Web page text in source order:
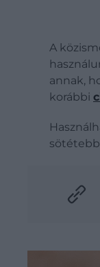
A
annak,
korábbi